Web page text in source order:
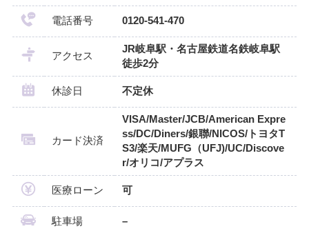
電話番号 0120-541-470
アクセス
JR岐阜駅・名古屋鉄道名鉄岐阜駅
徒歩2分
休診日 不定休
カード決済
VISA/Master/JCB/American Expre
ss/DC/Diners/銀聯/NICOS/トヨタT
S3/楽天/MUFG（UFJ)/UC/Discove
r/オリコ/アプラス
医療ローン 可
駐車場 –